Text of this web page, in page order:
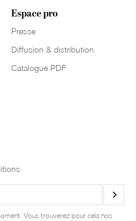
Espace pro
Presse
Diffusion & distribution
Catalogue PDF
Vous trouverez pour cela nos